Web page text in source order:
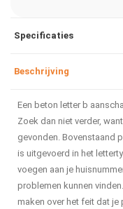
Specificaties
Beschrijving
Een beton letter b
Zoek dan niet verder,
gevonden. Bovenstaand
is uitgevoerd in het
voegen aan je
problemen kunnen
maken over het feit dat